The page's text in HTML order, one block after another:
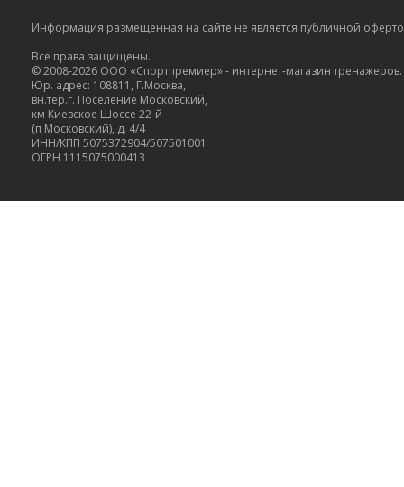
Информация размещенная на сайте не является публичной
Все права защищены.
© 2008-2026 ООО «Спортпремиер» - интернет-магазин тренажеров.
Юр. адрес: 108811, Г.Москва,
вн.тер.г. Поселение Московский,
км Киевское Шоссе 22-й
(п Московский), д. 4/4
ИНН/КПП 5075372904/507501001
ОГРН 1115075000413